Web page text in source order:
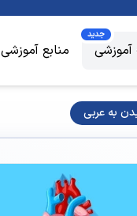
جدید
منابع آموزشی
به عربی